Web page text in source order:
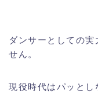
ダンサーとしての
せん。
現役時代はパッとし